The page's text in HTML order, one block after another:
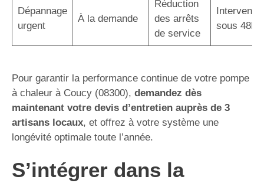
Dépannage
urgent
À la demande
Réduction
des arrêts
de service
sous 48h
Pour garantir la performance continue de votre pompe
à chaleur à Coucy (08300), demandez dès
maintenant votre devis d’entretien auprès de 3
artisans locaux, et offrez à votre système une
longévité optimale toute l’année.
S’intégrer dans la